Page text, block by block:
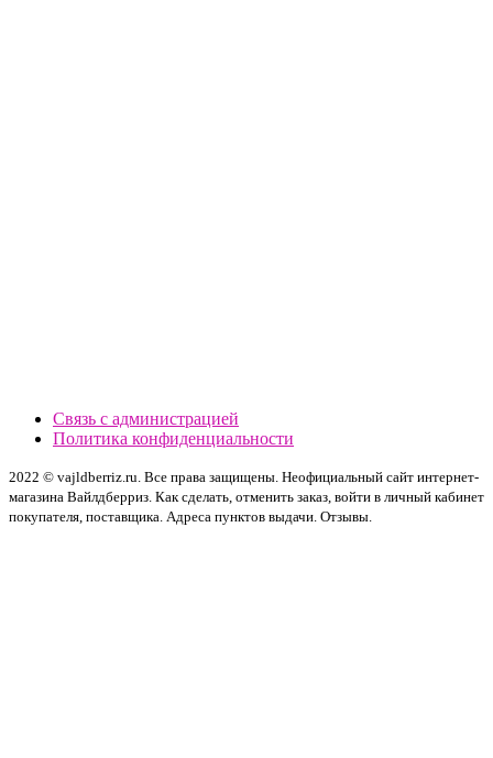
Связь с администрацией
Политика конфиденциальности
2022 © vajldberriz.ru. Все права защищены. Неофициальный сайт интернет-
магазина Вайлдберриз. Как сделать, отменить заказ, войти в личный кабинет
покупателя, поставщика. Адреса пунктов выдачи. Отзывы.